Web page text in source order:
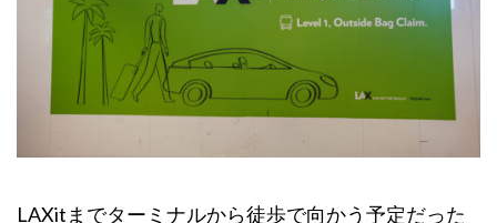
LAXitまでターミナルから徒歩で向かう予定だった